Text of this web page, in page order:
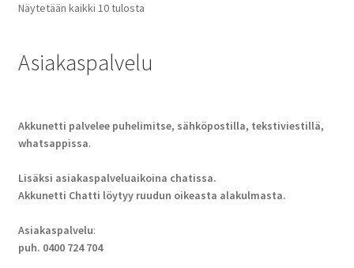
Näytetään kaikki 10 tulosta
Asiakaspalvelu
Akkunetti palvelee puhelimitse, sähköpostilla, tekstiviestillä,
whatsappissa.
Lisäksi asiakaspalveluaikoina chatissa.
Akkunetti Chatti löytyy ruudun oikeasta alakulmasta.
Asiakaspalvelu:
puh. 0400 724 704